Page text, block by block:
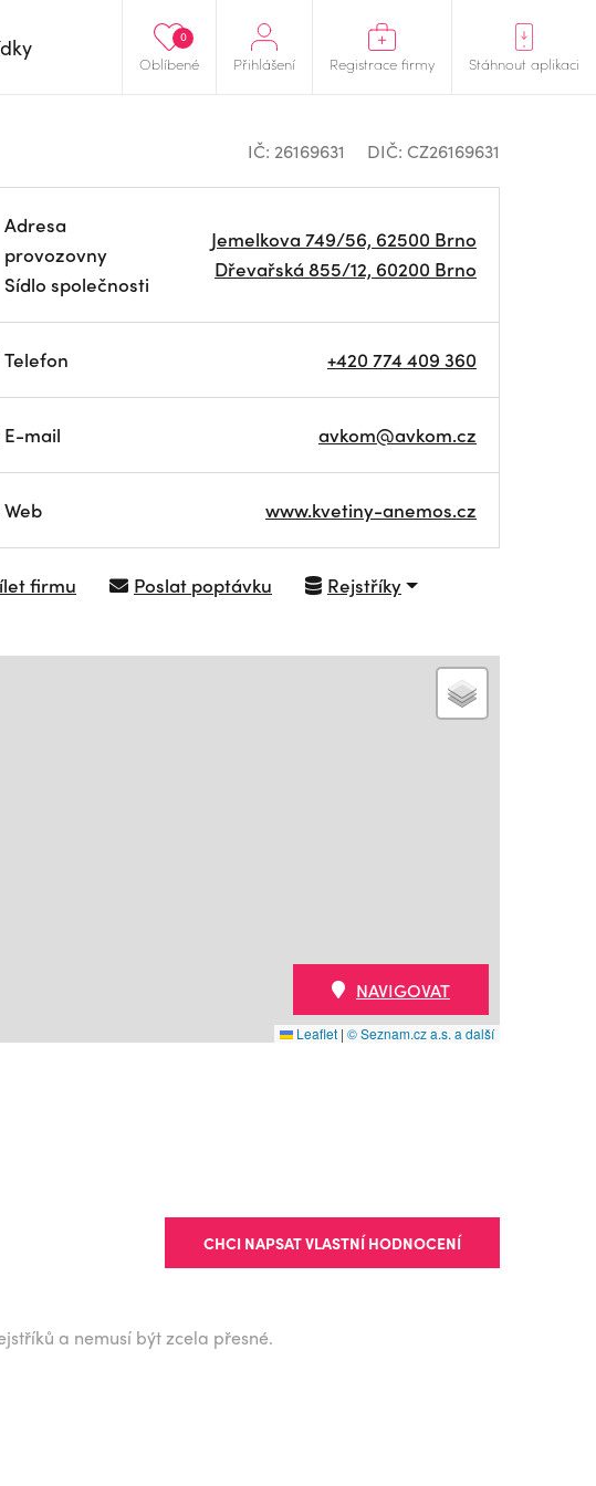
Oblíbené
0
Přihlášení Registrace firmy Stáhnout aplikaci
IČ: 26169631 DIČ: CZ26169631
Adresa
provozovny
Sídlo společnosti
Jemelkova 749/56, 62500 Brno
Dřevařská 855/12, 60200 Brno
Telefon +420 774 409 360
E-mail avkom@avkom.cz
Web www.kvetiny-anemos.cz
firmu Poslat poptávku Rejstříky
Leaflet | © Seznam.cz a.s. a další
NAVIGOVAT
CHCI NAPSAT VLASTNÍ HODNOCENÍ
a nemusí být zcela přesné.